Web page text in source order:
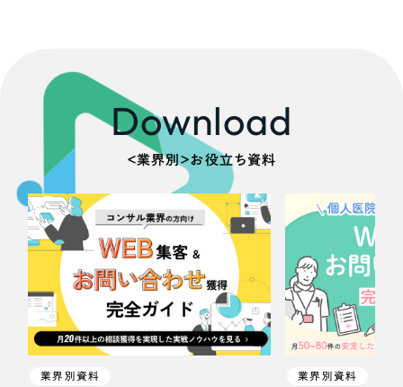
Download
＜業界別＞お役立ち資料
業界別資料 業界別資料